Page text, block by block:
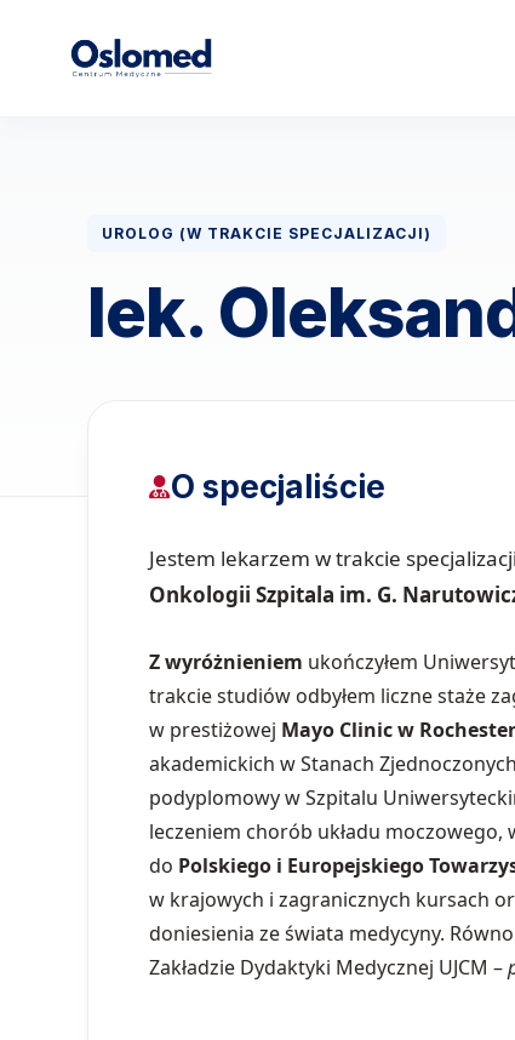
UROLOG (W TRAKCIE SPECJALIZACJI)
lek.
O specjaliście
Jestem lekarzem w trakcie
Onkologii Szpitala im. G.
Z wyróżnieniem ukończyłem
trakcie studiów odbyłem liczne staże
w prestiżowej Mayo Clinic w
akademickich w Stanach
podyplomowy w Szpitalu
leczeniem chorób układu moczowego,
do Polskiego i Europejskiego
w krajowych i zagranicznych kursach
doniesienia ze świata medycyny.
Zakładzie Dydaktyki Medycznej UJCM –